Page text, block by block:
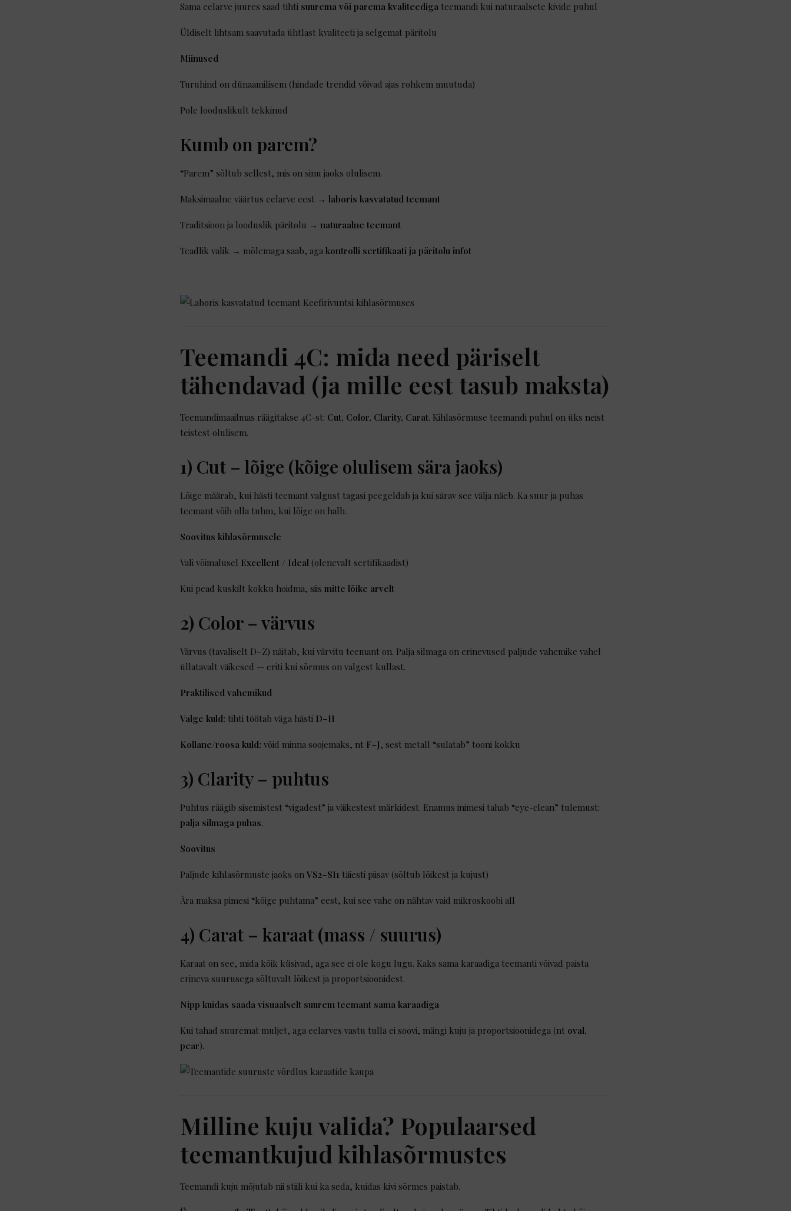
Sama eelarve juures saad tihti suurema või parema kvaliteediga teemandi kui naturaalsete kivide puhul
Üldiselt lihtsam saavutada ühtlast kvaliteeti ja selgemat päritolu
Miinused
Turuhind on dünaamilisem (hindade trendid võivad ajas rohkem muutuda)
Pole looduslikult tekkinud
Kumb on parem?
“Parem” sõltub sellest, mis on sinu jaoks olulisem.
Maksimaalne väärtus eelarve eest → laboris kasvatatud teemant
Traditsioon ja looduslik päritolu → naturaalne teemant
Teadlik valik → mõlemaga saab, aga kontrolli sertifikaati ja päritolu infot
Teemandi 4C: mida need päriselt
tähendavad (ja mille eest tasub maksta)
Teemandimaailmas räägitakse 4C-st: Cut, Color, Clarity, Carat. Kihlasõrmuse teemandi puhul on üks neist
teistest olulisem.
1) Cut – lõige (kõige olulisem sära jaoks)
Lõige määrab, kui hästi teemant valgust tagasi peegeldab ja kui särav see välja näeb. Ka suur ja puhas
teemant võib olla tuhm, kui lõige on halb.
Soovitus kihlasõrmusele
Vali võimalusel Excellent / Ideal (olenevalt sertifikaadist)
Kui pead kuskilt kokku hoidma, siis mitte lõike arvelt
2) Color – värvus
Värvus (tavaliselt D–Z) näitab, kui värvitu teemant on. Palja silmaga on erinevused paljude vahemike vahel
üllatavalt väikesed — eriti kui sõrmus on valgest kullast.
Praktilised vahemikud
Valge kuld: tihti töötab väga hästi D–H
Kollane/roosa kuld: võid minna soojemaks, nt F–J, sest metall “sulatab” tooni kokku
3) Clarity – puhtus
Puhtus räägib sisemistest “vigadest” ja väikestest märkidest. Enamus inimesi tahab “eye-clean” tulemust:
palja silmaga puhas.
Soovitus
Paljude kihlasõrmuste jaoks on VS2–SI1 täiesti piisav (sõltub lõikest ja kujust)
Ära maksa pimesi “kõige puhtama” eest, kui see vahe on nähtav vaid mikroskoobi all
4) Carat – karaat (mass / suurus)
Karaat on see, mida kõik küsivad, aga see ei ole kogu lugu. Kaks sama karaadiga teemanti võivad paista
erineva suurusega sõltuvalt lõikest ja proportsioonidest.
Nipp kuidas saada visuaalselt suurem teemant sama karaadiga
Kui tahad suuremat muljet, aga eelarves vastu tulla ei soovi, mängi kuju ja proportsioonidega (nt oval,
pear).
Milline kuju valida? Populaarsed
teemantkujud kihlasõrmustes
Teemandi kuju mõjutab nii stiili kui ka seda, kuidas kivi sõrmes paistab.